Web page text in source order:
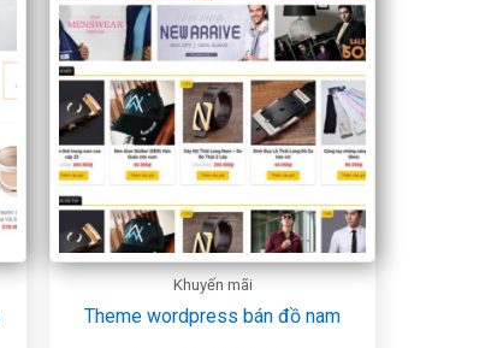
Khuyến mãi
Theme wordpress bán đồ nam